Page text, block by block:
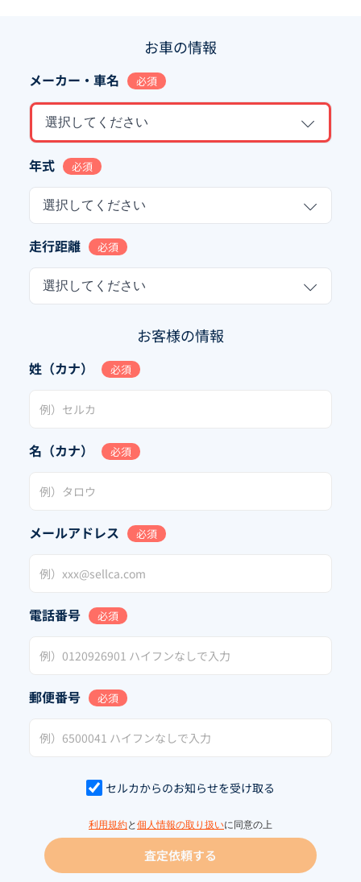
お車の情報
メーカー・車名 必須
選択してください
年式 必須
選択してください
走行距離 必須
選択してください
お客様の情報
姓（カナ） 必須
名（カナ） 必須
メールアドレス 必須
電話番号 必須
郵便番号 必須
セルカからのお知らせを受け取る
利用規約と 個人情報の取り扱いに同意の上
査定依頼する